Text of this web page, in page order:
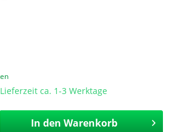
ca. 1-3 Werktage
In den Warenkorb